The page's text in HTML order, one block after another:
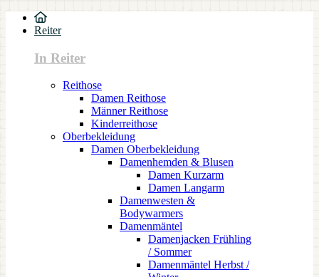
Reiter
In Reiter
Reithose
Damen Reithose
Männer Reithose
Kinderreithose
Oberbekleidung
Damen Oberbekleidung
Damenhemden & Blusen
Damen Kurzarm
Damen Langarm
Damenwesten &
Bodywarmers
Damenmäntel
Damenjacken Frühling
/ Sommer
Damenmäntel Herbst /